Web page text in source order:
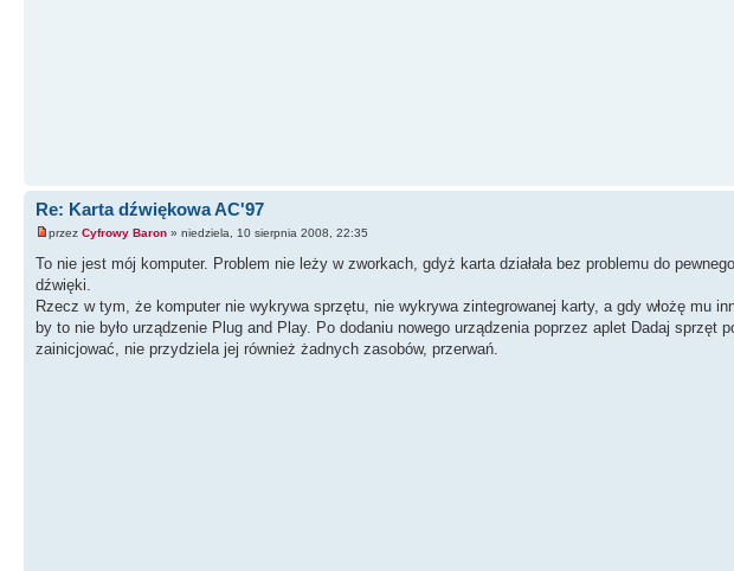
Re: Karta dźwiękowa AC'97
przez Cyfrowy Baron » niedziela, 10 sierpnia 2008, 22:35
To nie jest mój komputer. Problem nie leży w zworkach, gdyż karta działała bez problemu do
dźwięki.
Rzecz w tym, że komputer nie wykrywa sprzętu, nie wykrywa zintegrowanej karty, a gdy włożę mu
by to nie było urządzenie Plug and Play. Po dodaniu nowego urządzenia poprzez aplet Dadaj
zainicjować, nie przydziela jej również żadnych zasobów, przerwań.